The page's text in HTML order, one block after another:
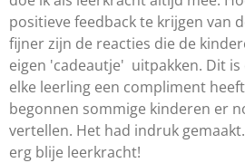
positieve feedback te krijgen van
fijner zijn de reacties die de
eigen 'cadeautje' uitpakken. Dit
elke leerling een compliment
begonnen sommige kinderen er
vertellen. Het had indruk
erg blije leerkracht!